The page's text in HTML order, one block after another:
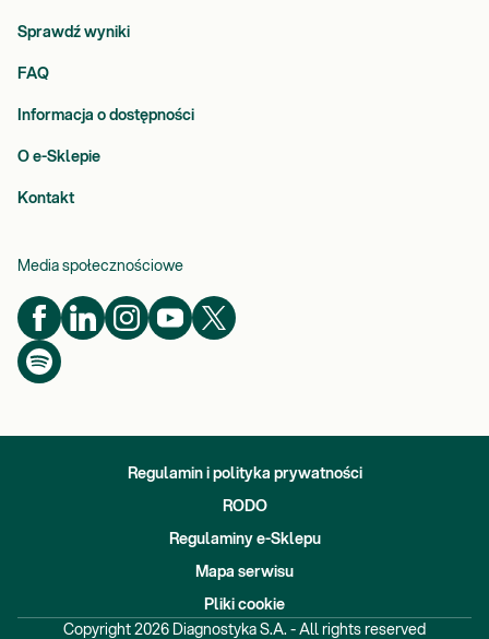
Sprawdź wyniki
FAQ
Informacja o dostępności
O e-Sklepie
Kontakt
Media społecznościowe
Regulamin i polityka prywatności
RODO
Regulaminy e-Sklepu
Mapa serwisu
Pliki cookie
Copyright 2026 Diagnostyka S.A. - All rights reserved